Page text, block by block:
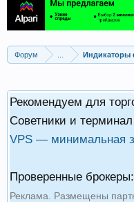
Форум Индикаторы
Рекомендуем для
Советники и
VPS — минимальная
Проверенные брокеры:
Реклама. Размещены